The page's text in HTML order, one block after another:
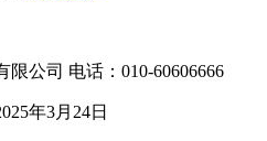
公司 电话：010-60606666
年3月24日